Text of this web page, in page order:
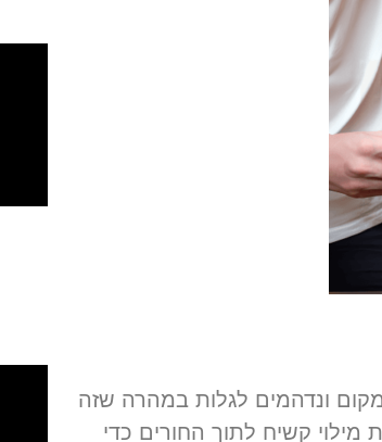
ונדהמים לגלות במהרה שזה
קשיח לתוך החורים כדי